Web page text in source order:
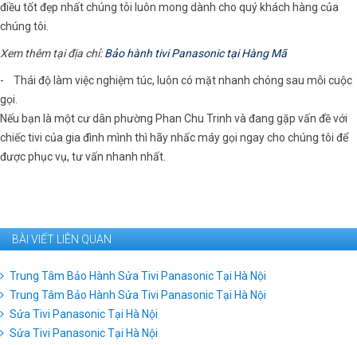
điều tốt đẹp nhất chúng tôi luôn mong dành cho quý khách hàng của
chúng tôi.
Xem thêm tại địa chỉ:Bảo hành tivi Panasonic tại Hàng Mã
- Thái độ làm việc nghiệm túc, luôn có mặt nhanh chóng sau mỗi cuộc
gọi.
Nếu bạn là một cư dân phường Phan Chu Trinh và đang gặp vấn đề với
chiếc tivi của gia đình mình thì hãy nhấc máy gọi ngay cho chúng tôi để
được phục vụ, tư vấn nhanh nhất.
BÀI VIẾT LIÊN QUAN
Trung Tâm Bảo Hành Sửa Tivi Panasonic Tại Hà Nội
Trung Tâm Bảo Hành Sửa Tivi Panasonic Tại Hà Nội
Sửa Tivi Panasonic Tại Hà Nội
Sửa Tivi Panasonic Tại Hà Nội